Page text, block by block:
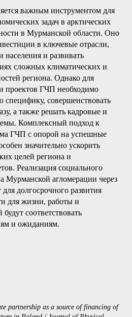
важным инструментом для
задач в арктических
в Мурманской области. Оно
в ключевые отрасли,
населения и развивать
сложных климатических и
региона. Однако для
проектов ГЧП необходимо
специфику, совершенствовать
а также решать кадровые и
Комплексный подход к
ГЧП с опорой на успешные
значительно ускорить
целей региона и
Реализация социального
Мурманской агломерации через
долгосрочного развития
для жизни, работы и
соответствовать
и ожиданиям.
partnership as a source of financing of